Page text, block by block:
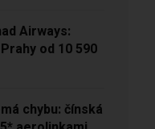
Airways:
od 10 590
chybu: čínská